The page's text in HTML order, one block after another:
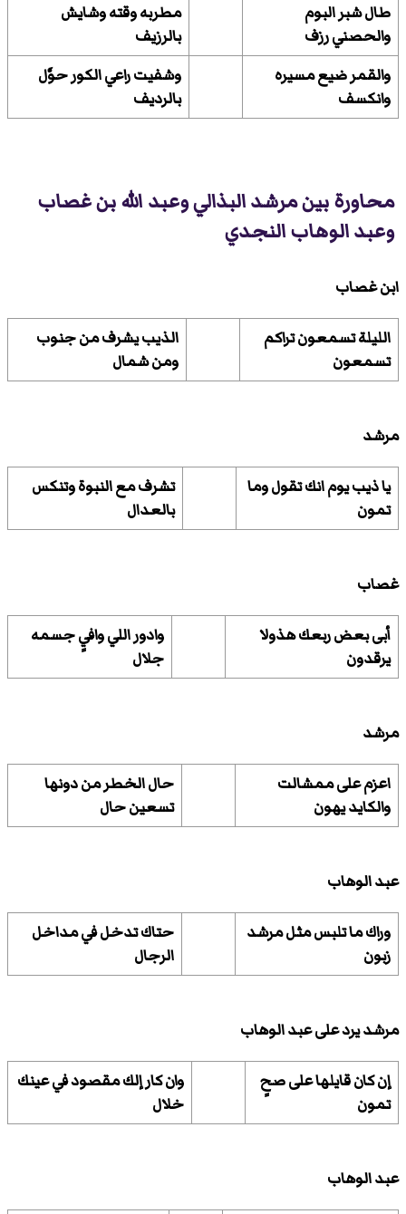
طال شبر البوم
والحصني رزف
مطربه وقته وشايش
بالرزيف
والقمر ضيع مسيره
وانكسف
وشفيت راعي الكور حوَّل
بالرديف
محاورة بين مرشد البذالي وعبد الله بن غصاب
وعبد الوهاب النجدي
ابن غصاب
الليلة تسمعون تراكم
تسمعون
الذيب يشرف من جنوب
ومن شمال
مرشد
يا ذيب يوم انك تقول وما
تمون
تشرف مع النبوة وتنكس
بالعدال
غصاب
أبى بعض ربعك هذولا
يرقدون
وادور اللي وافيٍ جسمه
جلال
مرشد
اعزم على ممشالت
والكايد يهون
حال الخطر من دونها
تسعين حال
عبد الوهاب
وراك ما تلبس مثل مرشد
زبون
حتاك تدخل في مداخل
الرجال
مرشد يرد على عبد الوهاب
إن كان قايلها على صحٍ
تمون
وان كار إلك مقصود في عينك
خلال
عبد الوهاب